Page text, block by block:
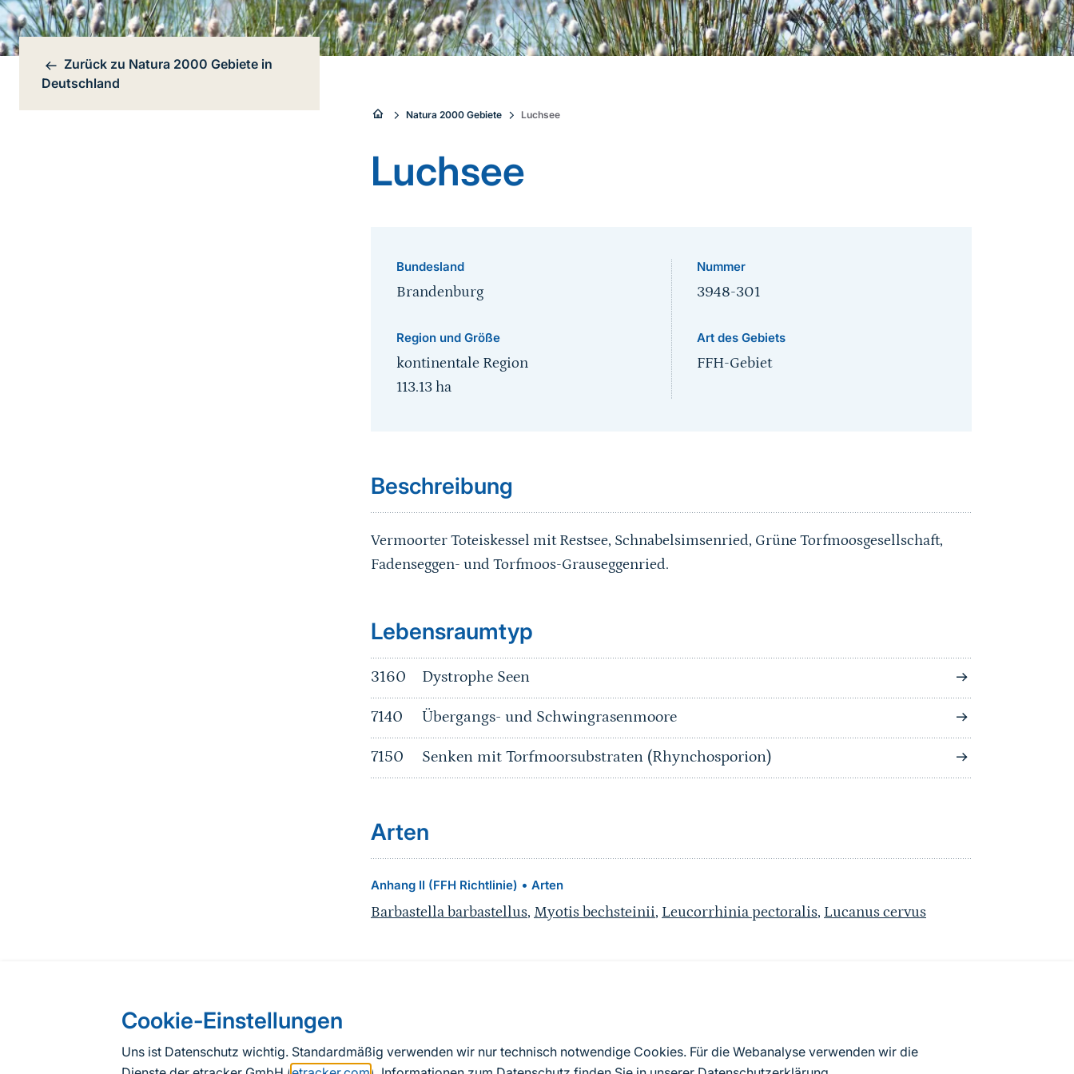
Cookie-Einstellungen
Uns ist Datenschutz wichtig. Standardmäßig verwenden wir nur technisch notwendige Cookies. Für die Webanalyse verwenden wir die
Bereichsnavigation
Zurück zu Natura 2000 Gebiete in
Deutschland
Sie
sind
hier:
Natura 2000 Gebiete Luchsee
Luchsee
Bundesland
Brandenburg
Region und Größe
kontinentale Region
113.13ha
Nummer
3948-301
Art des Gebiets
FFH-Gebiet
Beschreibung
Vermoorter Toteiskessel mit Restsee, Schnabelsimsenried, Grüne Torfmoosgesellschaft,
Fadenseggen- und Torfmoos-Grauseggenried.
Sprungmarke
Lebensraumtyp
3160 Dystrophe Seen
7140 Übergangs- und Schwingrasenmoore
7150 Senken mit Torfmoorsubstraten (Rhynchosporion)
Arten
Anhang II (FFH Richtlinie) • Arten
Barbastella barbastellus, Myotis bechsteinii, Leucorrhinia pectoralis, Lucanus cervus
Nach Angaben der an die EU übermittelten Standarddatenbögen Deutschlands (Stand:
2019). Aus besonderen Schutzgründen enthalten die zur Veröffentlichung freigegebenen